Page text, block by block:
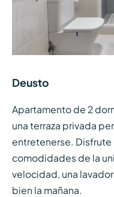
Deusto
Apartamento de 2
una terraza privada
entretenerse.
comodidades de la
velocidad, una
bien la mañana.